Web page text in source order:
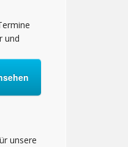
und
unsere